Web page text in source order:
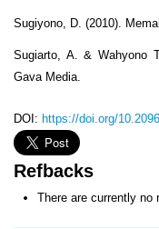
Sugiyono, D. (2010).
Sugiarto, A. & Wahyono
Gava Media.
DOI: https://doi.org/
Refbacks
There are currently no